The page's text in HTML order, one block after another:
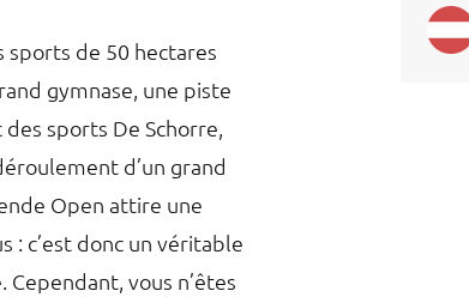
sports de 50 hectares
gymnase, une piste
sports De Schorre,
d’un grand
Open attire une
: c’est donc un véritable
vous n’êtes